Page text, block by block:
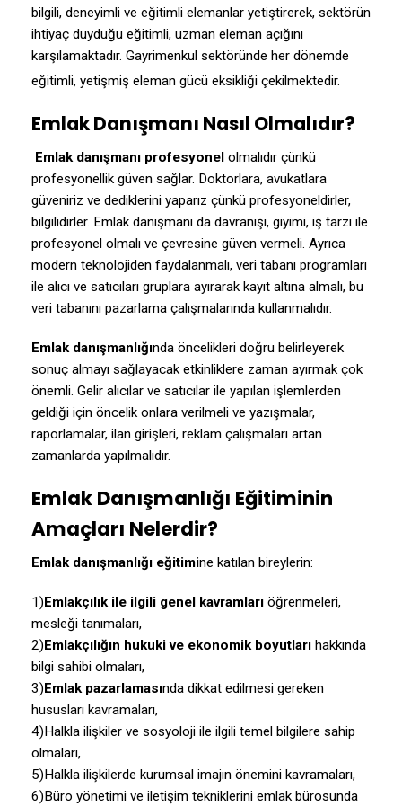
bilgili, deneyimli ve eğitimli elemanlar yetiştirerek, sektörün
ihtiyaç duyduğu eğitimli, uzman eleman açığını
karşılamaktadır. Gayrimenkul sektöründe her dönemde
eğitimli, yetişmiş eleman gücü eksikliği çekilmektedir.
Emlak Danışmanı Nasıl Olmalıdır?
Emlak danışmanı profesyonel olmalıdır çünkü
profesyonellik güven sağlar. Doktorlara, avukatlara
güveniriz ve dediklerini yaparız çünkü profesyoneldirler,
bilgilidirler. Emlak danışmanı da davranışı, giyimi, iş tarzı ile
profesyonel olmalı ve çevresine güven vermeli. Ayrıca
modern teknolojiden faydalanmalı, veri tabanı programları
ile alıcı ve satıcıları gruplara ayırarak kayıt altına almalı, bu
veri tabanını pazarlama çalışmalarında kullanmalıdır.
Emlak danışmanlığında öncelikleri doğru belirleyerek
sonuç almayı sağlayacak etkinliklere zaman ayırmak çok
önemli. Gelir alıcılar ve satıcılar ile yapılan işlemlerden
geldiği için öncelik onlara verilmeli ve yazışmalar,
raporlamalar, ilan girişleri, reklam çalışmaları artan
zamanlarda yapılmalıdır.
Emlak Danışmanlığı Eğitiminin
Amaçları Nelerdir?
Emlak danışmanlığı eğitimine katılan bireylerin:
1)Emlakçılık ile ilgili genel kavramları öğrenmeleri,
mesleği tanımaları,
2)Emlakçılığın hukuki ve ekonomik boyutları hakkında
bilgi sahibi olmaları,
3)Emlak pazarlamasında dikkat edilmesi gereken
hususları kavramaları,
4)Halkla ilişkiler ve sosyoloji ile ilgili temel bilgilere sahip
olmaları,
5)Halkla ilişkilerde kurumsal imajın önemini kavramaları,
6)Büro yönetimi ve iletişim tekniklerini emlak bürosunda